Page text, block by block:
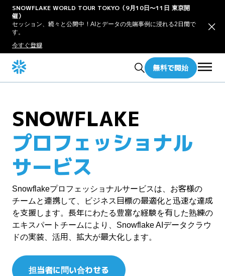
SNOWFLAKE WORLD TOUR TOKYO（9月10日〜11日 東京開
催）
セッション、続々と公開中！AIとデータの先端事例に浸れる2日間で
す。
今すぐ登録
無料で開始
SNOWFLAKE
プロフェッショナル
サービス
Snowflakeプロフェッショナルサービスは、お客様の
チームと連携して、ビジネス目標の最適化と迅速な達成
を支援します。長年にわたる豊富な経験を有した熟練の
エキスパートチームにより、Snowflake AIデータクラウ
ドの実装、活用、拡大が最大化します。
担当者に問い合わせる